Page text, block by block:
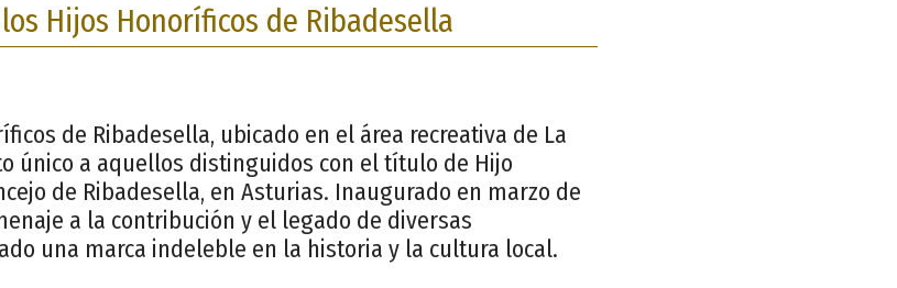
Hijos Honoríficos de Ribadesella
de Ribadesella, ubicado en el área recreativa de La
único a aquellos distinguidos con el título de Hijo
de Ribadesella, en Asturias. Inaugurado en marzo de
a la contribución y el legado de diversas
una marca indeleble en la historia y la cultura local.